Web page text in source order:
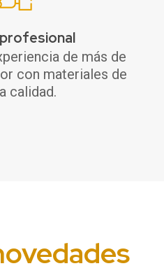
de más de
con materiales de
calidad.